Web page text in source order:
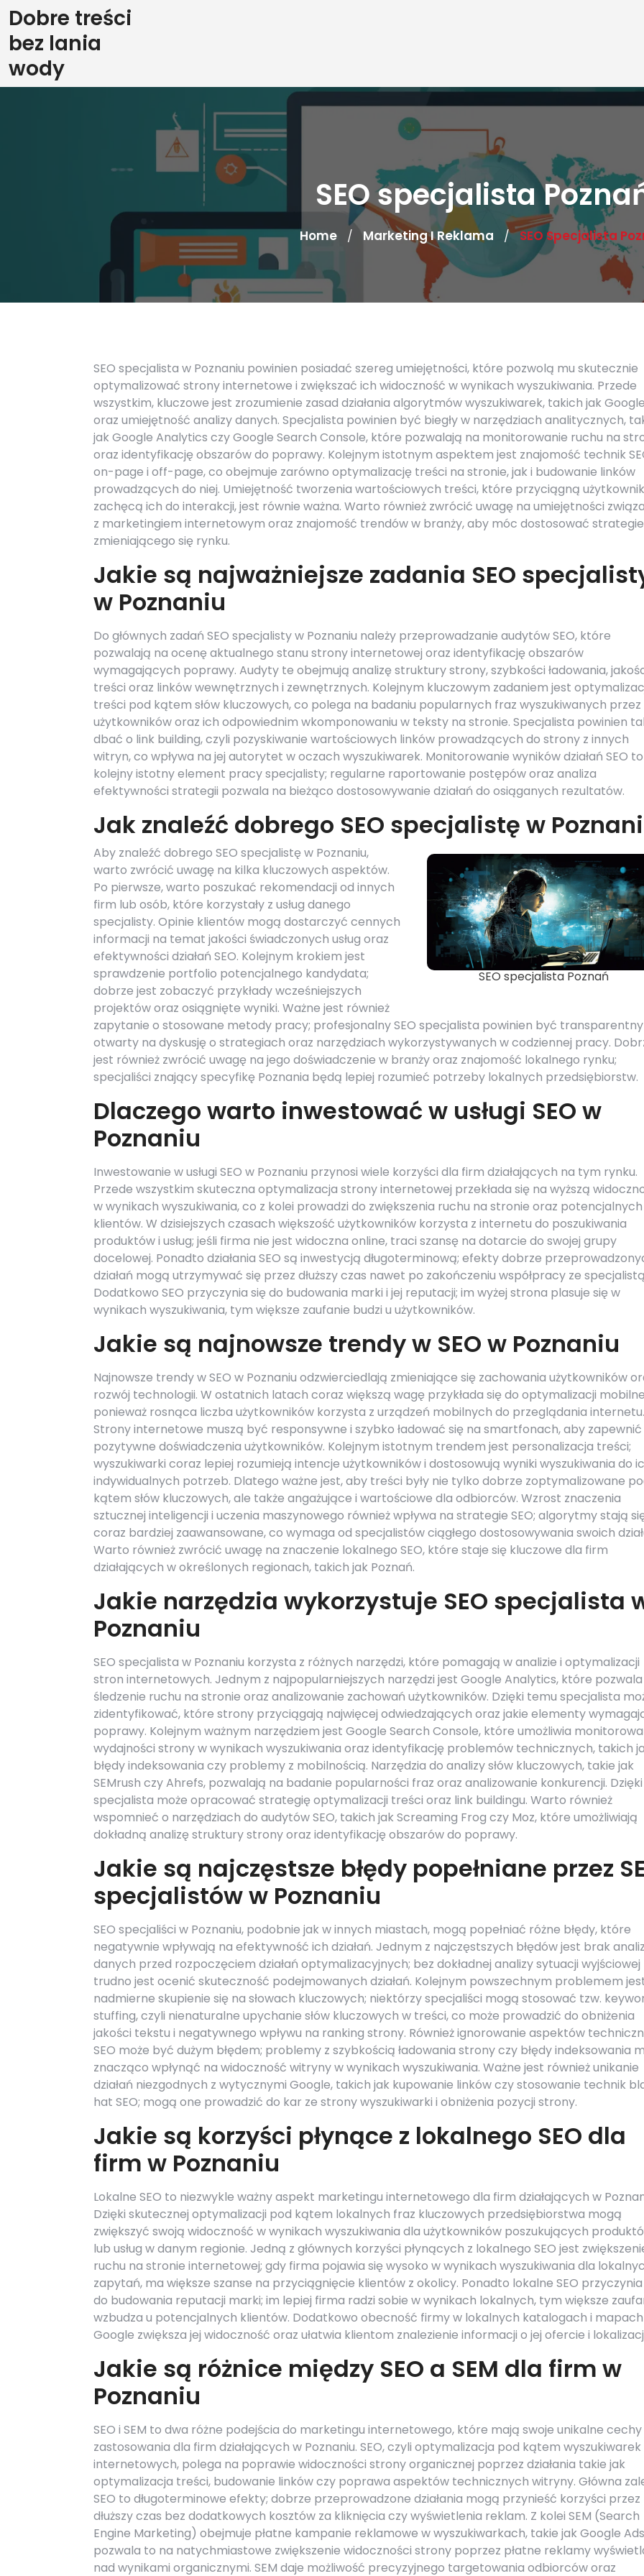
Skip
to
content
Dobre treści
bez lania
wody
SEO specjalista
Home / Marketing I Reklama / SEO Specjalista
SEO specjalista w Poznaniu powinien posiadać szereg umiejętności, które pozwolą mu skutecznie
optymalizować strony internetowe i zwiększać ich widoczność w wynikach wyszukiwania. Przede
wszystkim, kluczowe jest zrozumienie zasad działania algorytmów wyszukiwarek, takich jak
oraz umiejętność analizy danych. Specjalista powinien być biegły w narzędziach analitycznych,
jak Google Analytics czy Google Search Console, które pozwalają na monitorowanie ruchu na
oraz identyfikację obszarów do poprawy. Kolejnym istotnym aspektem jest znajomość technik
on-page i off-page, co obejmuje zarówno optymalizację treści na stronie, jak i budowanie linków
prowadzących do niej. Umiejętność tworzenia wartościowych treści, które przyciągną
zachęcą ich do interakcji, jest równie ważna. Warto również zwrócić uwagę na umiejętności
z marketingiem internetowym oraz znajomość trendów w branży, aby móc dostosować
zmieniającego się rynku.
Jakie są najważniejsze zadania SEO
w Poznaniu
Do głównych zadań SEO specjalisty w Poznaniu należy przeprowadzanie audytów SEO, które
pozwalają na ocenę aktualnego stanu strony internetowej oraz identyfikację obszarów
wymagających poprawy. Audyty te obejmują analizę struktury strony, szybkości ładowania,
treści oraz linków wewnętrznych i zewnętrznych. Kolejnym kluczowym zadaniem jest
treści pod kątem słów kluczowych, co polega na badaniu popularnych fraz wyszukiwanych przez
użytkowników oraz ich odpowiednim wkomponowaniu w teksty na stronie. Specjalista powinien
dbać o link building, czyli pozyskiwanie wartościowych linków prowadzących do strony z innych
witryn, co wpływa na jej autorytet w oczach wyszukiwarek. Monitorowanie wyników działań SEO to
kolejny istotny element pracy specjalisty; regularne raportowanie postępów oraz analiza
efektywności strategii pozwala na bieżąco dostosowywanie działań do osiąganych rezultatów.
Jak znaleźć dobrego SEO specjalistę w
SEO specjalista Poznań
Aby znaleźć dobrego SEO specjalistę w Poznaniu,
warto zwrócić uwagę na kilka kluczowych aspektów.
Po pierwsze, warto poszukać rekomendacji od innych
firm lub osób, które korzystały z usług danego
specjalisty. Opinie klientów mogą dostarczyć cennych
informacji na temat jakości świadczonych usług oraz
efektywności działań SEO. Kolejnym krokiem jest
sprawdzenie portfolio potencjalnego kandydata;
dobrze jest zobaczyć przykłady wcześniejszych
projektów oraz osiągnięte wyniki. Ważne jest również
zapytanie o stosowane metody pracy; profesjonalny SEO specjalista powinien być transparentny
otwarty na dyskusję o strategiach oraz narzędziach wykorzystywanych w codziennej pracy.
jest również zwrócić uwagę na jego doświadczenie w branży oraz znajomość lokalnego rynku;
specjaliści znający specyfikę Poznania będą lepiej rozumieć potrzeby lokalnych przedsiębiorstw.
Dlaczego warto inwestować w usługi SEO w
Poznaniu
Inwestowanie w usługi SEO w Poznaniu przynosi wiele korzyści dla firm działających na tym rynku.
Przede wszystkim skuteczna optymalizacja strony internetowej przekłada się na wyższą
w wynikach wyszukiwania, co z kolei prowadzi do zwiększenia ruchu na stronie oraz potencjalnych
klientów. W dzisiejszych czasach większość użytkowników korzysta z internetu do poszukiwania
produktów i usług; jeśli firma nie jest widoczna online, traci szansę na dotarcie do swojej grupy
docelowej. Ponadto działania SEO są inwestycją długoterminową; efekty dobrze
działań mogą utrzymywać się przez dłuższy czas nawet po zakończeniu współpracy ze
Dodatkowo SEO przyczynia się do budowania marki i jej reputacji; im wyżej strona plasuje się w
wynikach wyszukiwania, tym większe zaufanie budzi u użytkowników.
Jakie są najnowsze trendy w SEO w Poznaniu
Najnowsze trendy w SEO w Poznaniu odzwierciedlają zmieniające się zachowania użytkowników
rozwój technologii. W ostatnich latach coraz większą wagę przykłada się do optymalizacji
ponieważ rosnąca liczba użytkowników korzysta z urządzeń mobilnych do przeglądania internetu.
Strony internetowe muszą być responsywne i szybko ładować się na smartfonach, aby zapewnić
pozytywne doświadczenia użytkowników. Kolejnym istotnym trendem jest personalizacja treści;
wyszukiwarki coraz lepiej rozumieją intencje użytkowników i dostosowują wyniki wyszukiwania do
indywidualnych potrzeb. Dlatego ważne jest, aby treści były nie tylko dobrze zoptymalizowane
kątem słów kluczowych, ale także angażujące i wartościowe dla odbiorców. Wzrost znaczenia
sztucznej inteligencji i uczenia maszynowego również wpływa na strategie SEO; algorytmy stają
coraz bardziej zaawansowane, co wymaga od specjalistów ciągłego dostosowywania swoich
Warto również zwrócić uwagę na znaczenie lokalnego SEO, które staje się kluczowe dla firm
działających w określonych regionach, takich jak Poznań.
Jakie narzędzia wykorzystuje SEO specjalista
Poznaniu
SEO specjalista w Poznaniu korzysta z różnych narzędzi, które pomagają w analizie i optymalizacji
stron internetowych. Jednym z najpopularniejszych narzędzi jest Google Analytics, które
śledzenie ruchu na stronie oraz analizowanie zachowań użytkowników. Dzięki temu specjalista
zidentyfikować, które strony przyciągają najwięcej odwiedzających oraz jakie elementy
poprawy. Kolejnym ważnym narzędziem jest Google Search Console, które umożliwia
wydajności strony w wynikach wyszukiwania oraz identyfikację problemów technicznych, takich
błędy indeksowania czy problemy z mobilnością. Narzędzia do analizy słów kluczowych, takie jak
SEMrush czy Ahrefs, pozwalają na badanie popularności fraz oraz analizowanie konkurencji.
specjalista może opracować strategię optymalizacji treści oraz link buildingu. Warto również
wspomnieć o narzędziach do audytów SEO, takich jak Screaming Frog czy Moz, które umożliwiają
dokładną analizę struktury strony oraz identyfikację obszarów do poprawy.
Jakie są najczęstsze błędy popełniane przez
specjalistów w Poznaniu
SEO specjaliści w Poznaniu, podobnie jak w innych miastach, mogą popełniać różne błędy, które
negatywnie wpływają na efektywność ich działań. Jednym z najczęstszych błędów jest brak
danych przed rozpoczęciem działań optymalizacyjnych; bez dokładnej analizy sytuacji wyjściowej
trudno jest ocenić skuteczność podejmowanych działań. Kolejnym powszechnym problemem
nadmierne skupienie się na słowach kluczowych; niektórzy specjaliści mogą stosować tzw.
stuffing, czyli nienaturalne upychanie słów kluczowych w treści, co może prowadzić do obniżenia
jakości tekstu i negatywnego wpływu na ranking strony. Również ignorowanie aspektów
SEO może być dużym błędem; problemy z szybkością ładowania strony czy błędy indeksowania
znacząco wpłynąć na widoczność witryny w wynikach wyszukiwania. Ważne jest również unikanie
działań niezgodnych z wytycznymi Google, takich jak kupowanie linków czy stosowanie technik
hat SEO; mogą one prowadzić do kar ze strony wyszukiwarki i obniżenia pozycji strony.
Jakie są korzyści płynące z lokalnego SEO dla
firm w Poznaniu
Lokalne SEO to niezwykle ważny aspekt marketingu internetowego dla firm działających w
Dzięki skutecznej optymalizacji pod kątem lokalnych fraz kluczowych przedsiębiorstwa mogą
zwiększyć swoją widoczność w wynikach wyszukiwania dla użytkowników poszukujących
lub usług w danym regionie. Jedną z głównych korzyści płynących z lokalnego SEO jest
ruchu na stronie internetowej; gdy firma pojawia się wysoko w wynikach wyszukiwania dla
zapytań, ma większe szanse na przyciągnięcie klientów z okolicy. Ponadto lokalne SEO
do budowania reputacji marki; im lepiej firma radzi sobie w wynikach lokalnych, tym większe
wzbudza u potencjalnych klientów. Dodatkowo obecność firmy w lokalnych katalogach i mapach
Google zwiększa jej widoczność oraz ułatwia klientom znalezienie informacji o jej ofercie i
Jakie są różnice między SEO a SEM dla firm w
Poznaniu
SEO i SEM to dwa różne podejścia do marketingu internetowego, które mają swoje unikalne cechy
zastosowania dla firm działających w Poznaniu. SEO, czyli optymalizacja pod kątem wyszukiwarek
internetowych, polega na poprawie widoczności strony organicznej poprzez działania takie jak
optymalizacja treści, budowanie linków czy poprawa aspektów technicznych witryny. Główna
SEO to długoterminowe efekty; dobrze przeprowadzone działania mogą przynieść korzyści przez
dłuższy czas bez dodatkowych kosztów za kliknięcia czy wyświetlenia reklam. Z kolei SEM (Search
Engine Marketing) obejmuje płatne kampanie reklamowe w wyszukiwarkach, takie jak Google
pozwala to na natychmiastowe zwiększenie widoczności strony poprzez płatne reklamy
nad wynikami organicznymi. SEM daje możliwość precyzyjnego targetowania odbiorców oraz